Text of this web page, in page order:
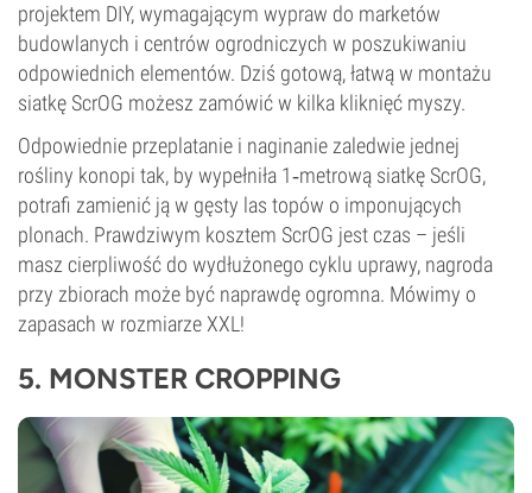
projektem DIY, wymagającym wypraw do marketów
budowlanych i centrów ogrodniczych w poszukiwaniu
odpowiednich elementów. Dziś gotową, łatwą w montażu
siatkę ScrOG możesz zamówić w kilka kliknięć myszy.
Odpowiednie przeplatanie i naginanie zaledwie jednej
rośliny konopi tak, by wypełniła 1‑metrową siatkę ScrOG,
potrafi zamienić ją w gęsty las topów o imponujących
plonach. Prawdziwym kosztem ScrOG jest czas – jeśli
masz cierpliwość do wydłużonego cyklu uprawy, nagroda
przy zbiorach może być naprawdę ogromna. Mówimy o
zapasach w rozmiarze XXL!
5. MONSTER CROPPING